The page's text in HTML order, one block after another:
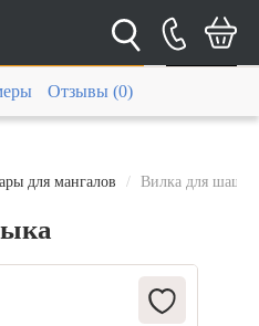
для мангалов Вилка для
Отзывы (0)